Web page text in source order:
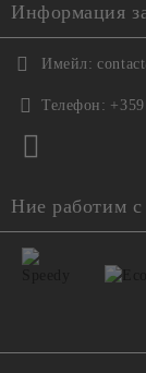
Информация
Имейл:
Телефон:
Ние работим с